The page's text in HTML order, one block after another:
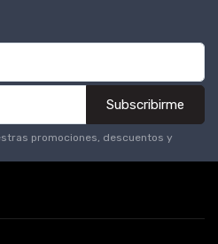
Subscribirme
promociones, descuentos y